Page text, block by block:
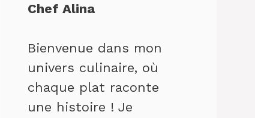
Chef Alina
Bienvenue dans mon
univers culinaire, où
chaque plat raconte
une histoire ! Je